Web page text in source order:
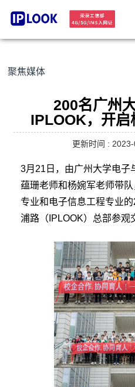
聚焦媒体
200名广州
IPLOOK，开
更新时间 :
3月21日，由广州大学电子
蕴珊老师和杨婉军老师带
专业和电子信息工程专业
浦路（IPLOOK）总部参观